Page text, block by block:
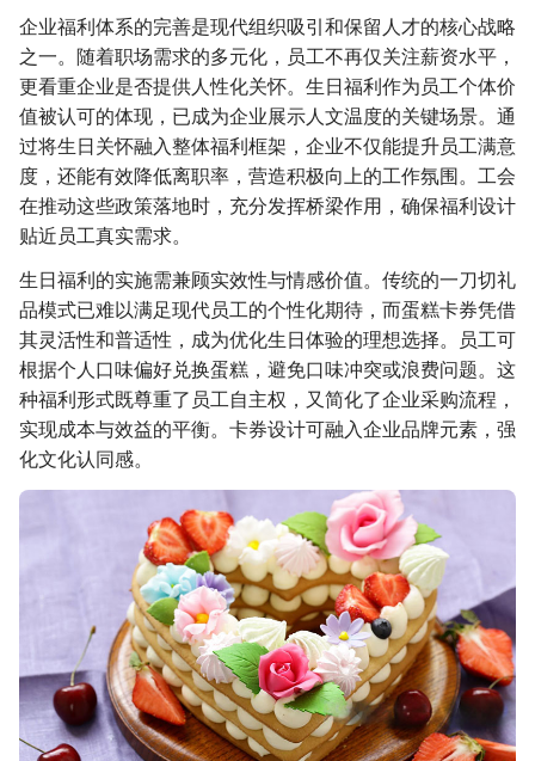
企业福利体系的完善是现代组织吸引和保留人才的核心战略
之一。随着职场需求的多元化，员工不再仅关注薪资水平，
更看重企业是否提供人性化关怀。生日福利作为员工个体价
值被认可的体现，已成为企业展示人文温度的关键场景。通
过将生日关怀融入整体福利框架，企业不仅能提升员工满意
度，还能有效降低离职率，营造积极向上的工作氛围。工会
在推动这些政策落地时，充分发挥桥梁作用，确保福利设计
贴近员工真实需求。
生日福利的实施需兼顾实效性与情感价值。传统的一刀切礼
品模式已难以满足现代员工的个性化期待，而蛋糕卡券凭借
其灵活性和普适性，成为优化生日体验的理想选择。员工可
根据个人口味偏好兑换蛋糕，避免口味冲突或浪费问题。这
种福利形式既尊重了员工自主权，又简化了企业采购流程，
实现成本与效益的平衡。卡券设计可融入企业品牌元素，强
化文化认同感。